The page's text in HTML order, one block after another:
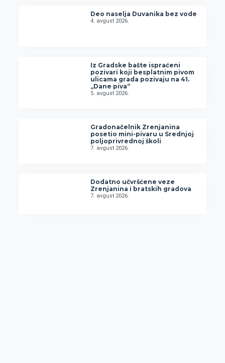
Deo naselja Duvanika bez vode
4. avgust 2026.
Iz Gradske bašte ispraćeni
pozivari koji besplatnim pivom
ulicama grada pozivaju na 41.
„Dane piva“
5. avgust 2026.
Gradonačelnik Zrenjanina
posetio mini-pivaru u Srednjoj
poljoprivrednoj školi
7. avgust 2026.
Dodatno učvršćene veze
Zrenjanina i bratskih gradova
7. avgust 2026.